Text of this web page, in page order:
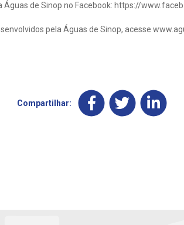
Águas de Sinop no Facebook: https://
pela Águas de Sinop, acesse
Compartilhar: